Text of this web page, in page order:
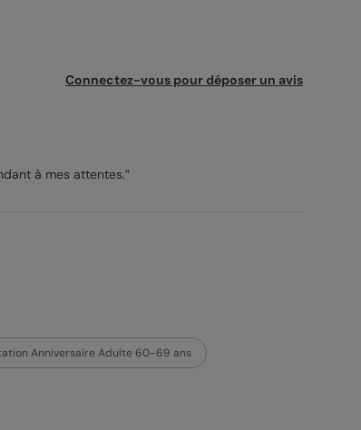
Connectez-vous pour déposer un avis
à mes attentes.”
Anniversaire Adulte 60-69 ans